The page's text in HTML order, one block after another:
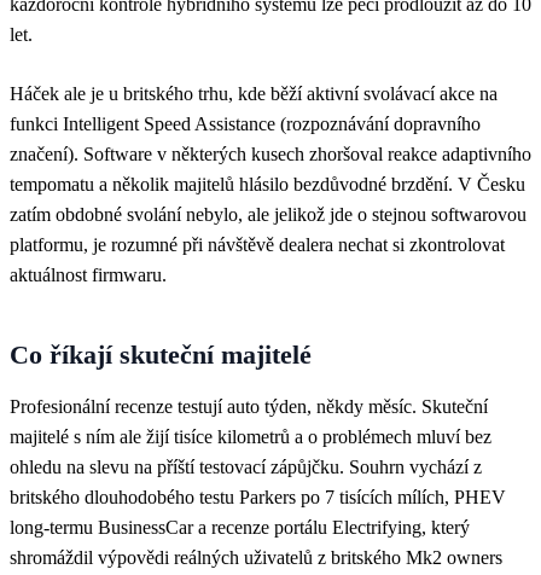
let.
Háček ale je u britského trhu, kde běží aktivní svolávací akce na
funkci Intelligent Speed Assistance (rozpoznávání dopravního
značení). Software v některých kusech zhoršoval reakce adaptivního
tempomatu a několik majitelů hlásilo bezdůvodné brzdění. V Česku
zatím obdobné svolání nebylo, ale jelikož jde o stejnou softwarovou
platformu, je rozumné při návštěvě dealera nechat si zkontrolovat
aktuálnost firmwaru.
Co říkají skuteční majitelé
Profesionální recenze testují auto týden, někdy měsíc. Skuteční
majitelé s ním ale žijí tisíce kilometrů a o problémech mluví bez
ohledu na slevu na příští testovací zápůjčku. Souhrn vychází z
britského dlouhodobého testu Parkers po 7 tisících mílích, PHEV
long-termu BusinessCar a recenze portálu Electrifying, který
shromáždil výpovědi reálných uživatelů z britského Mk2 owners